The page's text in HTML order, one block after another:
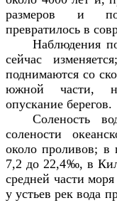
размеров и
превратилось в
Наблюдения
сейчас
поднимаются со
южной части,
опускание берегов.
Соленость
солености
около проливов; в
7,2 до 22,4‰, в
средней части
у устьев рек вода